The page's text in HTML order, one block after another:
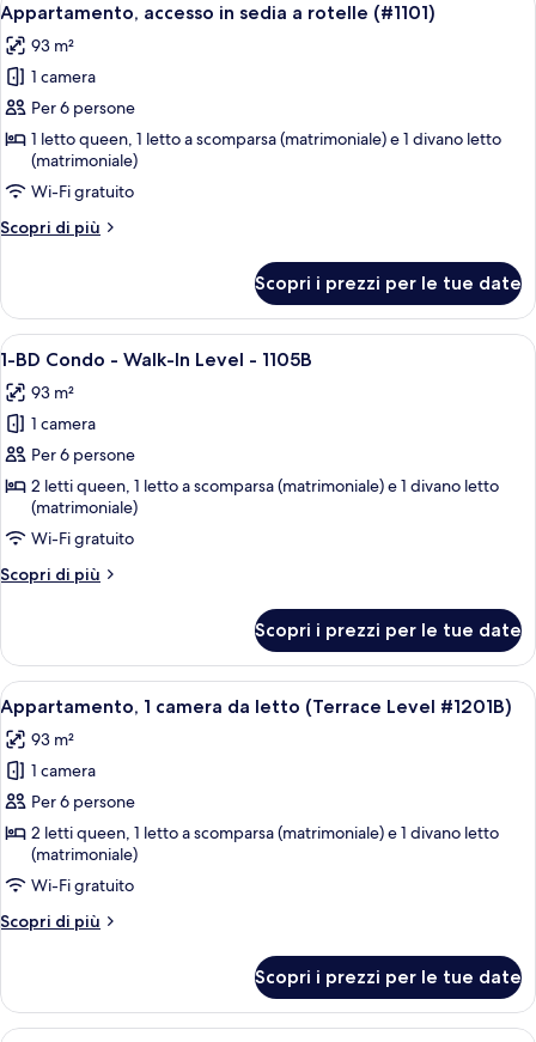
camere
da
letto,
vista
lago
tutte
le
foto
per
Appartamento,
accesso
in
sedia
(#1101)
1
Appartamento, accesso in sedia a rotelle (#1101)
93 m²
1 camera
Per 6 persone
1 letto queen, 1 letto a scomparsa (matrimoniale) e 1 divano letto
(matrimoniale)
Wi-Fi gratuito
Scopri di più
Altri
accesso
in
sedia
rotelle
(#1101)
Scopri i prezzi per le tue date
Apri
tutte
le
foto
per
1-
Condo
-
Level
1105B
Un soggiorno con due divani in
13
1-BD Condo - Walk-In Level - 1105B
93 m²
1 camera
Per 6 persone
2 letti queen, 1 letto a scomparsa (matrimoniale) e 1 divano letto
(matrimoniale)
Wi-Fi gratuito
Scopri di più
Altri
BD
Condo
-
Walk-
In
Level
1105B
Scopri i prezzi per le tue date
Apri
tutte
le
foto
per
Appartamento,
camera
da
Level
#1201B)
Una camera da letto con due letti,
14
Appartamento, 1 camera da letto (Terrace Level #1201B)
93 m²
1 camera
Per 6 persone
2 letti queen, 1 letto a scomparsa (matrimoniale) e 1 divano letto
(matrimoniale)
Wi-Fi gratuito
Scopri di più
Altri
1
camera
Scopri i prezzi per le tue date
Un balcone con un tavolo rotondo